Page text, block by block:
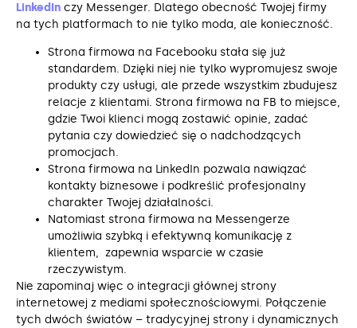
LinkedIn czy Messenger. Dlatego obecność Twojej firmy
na tych platformach to nie tylko moda, ale konieczność.
Strona firmowa na Facebooku stała się już
standardem. Dzięki niej nie tylko wypromujesz swoje
produkty czy usługi, ale przede wszystkim zbudujesz
relacje z klientami. Strona firmowa na FB to miejsce,
gdzie Twoi klienci mogą zostawić opinie, zadać
pytania czy dowiedzieć się o nadchodzących
promocjach.
Strona firmowa na LinkedIn pozwala nawiązać
kontakty biznesowe i podkreślić profesjonalny
charakter Twojej działalności.
Natomiast strona firmowa na Messengerze
umożliwia szybką i efektywną komunikację z
klientem, zapewnia wsparcie w czasie
rzeczywistym.
Nie zapominaj więc o integracji głównej strony
internetowej z mediami społecznościowymi. Połączenie
tych dwóch światów – tradycyjnej strony i dynamicznych